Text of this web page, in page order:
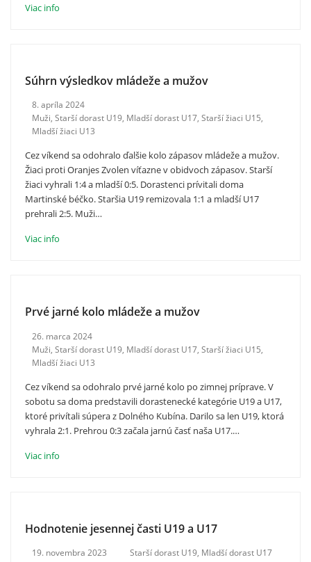
Viac info
Súhrn výsledkov mládeže a mužov
8. apríla 2024
Muži, Starší dorast U19, Mladší dorast U17, Starší žiaci U15,
Mladší žiaci U13
Cez víkend sa odohralo ďalšie kolo zápasov mládeže a mužov.
Žiaci proti Oranjes Zvolen víťazne v obidvoch zápasov. Starší
žiaci vyhrali 1:4 a mladší 0:5. Dorastenci prívitali doma
Martinské béčko. Staršia U19 remizovala 1:1 a mladší U17
prehrali 2:5. Muži…
Viac info
Prvé jarné kolo mládeže a mužov
26. marca 2024
Muži, Starší dorast U19, Mladší dorast U17, Starší žiaci U15,
Mladší žiaci U13
Cez víkend sa odohralo prvé jarné kolo po zimnej príprave. V
sobotu sa doma predstavili dorastenecké kategórie U19 a U17,
ktoré privítali súpera z Dolného Kubína. Darilo sa len U19, ktorá
vyhrala 2:1. Prehrou 0:3 začala jarnú časť naša U17.…
Viac info
Hodnotenie jesennej časti U19 a U17
19. novembra 2023 Starší dorast U19, Mladší dorast U17